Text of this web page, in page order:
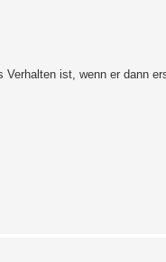
Verhalten ist, wenn er dann